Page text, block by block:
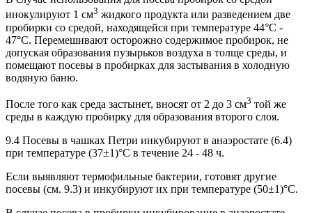
инокулируют 1 см3 жидкого продукта или разведением две
пробирки со средой, находящейся при температуре 44°С -
47°С. Перемешивают осторожно содержимое пробирок, не
допуская образования пузырьков воздуха в толще среды, и
помещают посевы в пробирках для застывания в холодную
водяную баню.
После того как среда застынет, вносят от 2 до 3 см3 той же
среды в каждую пробирку для образования второго слоя.
9.4 Посевы в чашках Петри инкубируют в анаэростате (6.4)
при температуре (37±1)°С в течение 24 - 48 ч.
Если выявляют термофильные бактерии, готовят другие
посевы (см. 9.3) и инкубируют их при температуре (50±1)°С.